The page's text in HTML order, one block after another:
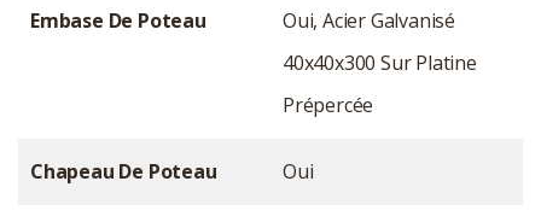
Embase De Poteau
Oui, Acier Galvanisé
40x40x300 Sur Platine
Prépercée
Chapeau De Poteau Oui